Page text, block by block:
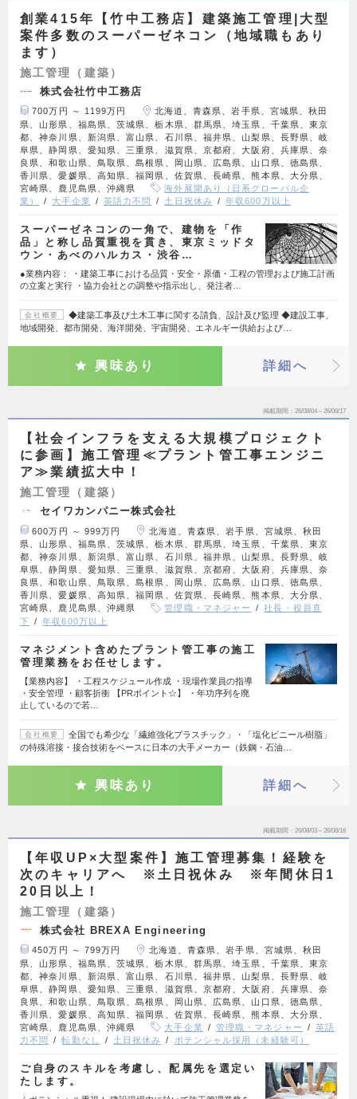
創業415年【竹中工務店】建築施工管理|大型
案件多数のスーパーゼネコン（地域職もあり
ます）
施工管理（建築）
株式会社竹中工務店
700万円 ～ 1199万円
北海道、青森県、岩手県、宮城県、秋田
県、山形県、福島県、茨城県、栃木県、群馬県、埼玉県、千葉県、東京
都、神奈川県、新潟県、富山県、石川県、福井県、山梨県、長野県、岐
阜県、静岡県、愛知県、三重県、滋賀県、京都府、大阪府、兵庫県、奈
良県、和歌山県、鳥取県、島根県、岡山県、広島県、山口県、徳島県、
香川県、愛媛県、高知県、福岡県、佐賀県、長崎県、熊本県、大分県、
宮崎県、鹿児島県、沖縄県
海外展開あり（日系グローバル企
業）
大手企業 英語力不問 土日祝休み 年収600万以上
スーパーゼネコンの一角で、建物を「作
品」と称し品質重視を貫き、東京ミッドタ
ウン・あべのハルカス・渋谷…
●業務内容： ・建築工事における品質・安全・原価・工程の管理および施工計画
の立案と実行 ・協力会社との調整や指示出し、発注者…
会社概要
◆建築工事及び土木工事に関する請負、設計及び監理 ◆建設工事、
地域開発、都市開発、海洋開発、宇宙開発、エネルギー供給および…
興味あり 詳細へ
掲載期間 26/08/04～26/08/17
【社会インフラを支える大規模プロジェクト
に参画】施工管理≪プラント管工事エンジニ
ア≫業績拡大中！
施工管理（建築）
セイワカンパニー株式会社
600万円 ～ 999万円
北海道、青森県、岩手県、宮城県、秋田
県、山形県、福島県、茨城県、栃木県、群馬県、埼玉県、千葉県、東京
都、神奈川県、新潟県、富山県、石川県、福井県、山梨県、長野県、岐
阜県、静岡県、愛知県、三重県、滋賀県、京都府、大阪府、兵庫県、奈
良県、和歌山県、鳥取県、島根県、岡山県、広島県、山口県、徳島県、
香川県、愛媛県、高知県、福岡県、佐賀県、長崎県、熊本県、大分県、
宮崎県、鹿児島県、沖縄県
管理職・マネジャー
社長・役員直
下
年収600万以上
マネジメント含めたプラント管工事の施工
管理業務をお任せします。
【業務内容】 ・工程スケジュール作成 ・現場作業員の指導
・安全管理 ・顧客折衝 【PRポイント☆】 ・年功序列を廃
止しているので若…
会社概要
全国でも希少な「繊維強化プラスチック」・「塩化ビニール樹脂」
の特殊溶接・接合技術をベースに日本の大手メーカー（鉄鋼・石油…
興味あり 詳細へ
掲載期間 26/08/03～26/08/16
【年収UP×大型案件】施工管理募集！経験を
次のキャリアへ ※土日祝休み ※年間休日1
20日以上！
施工管理（建築）
株式会社 BREXA Engineering
450万円 ～ 799万円
北海道、青森県、岩手県、宮城県、秋田
県、山形県、福島県、茨城県、栃木県、群馬県、埼玉県、千葉県、東京
都、神奈川県、新潟県、富山県、石川県、福井県、山梨県、長野県、岐
阜県、静岡県、愛知県、三重県、滋賀県、京都府、大阪府、兵庫県、奈
良県、和歌山県、鳥取県、島根県、岡山県、広島県、山口県、徳島県、
香川県、愛媛県、高知県、福岡県、佐賀県、長崎県、熊本県、大分県、
宮崎県、鹿児島県、沖縄県
大手企業 管理職・マネジャー
英語
力不問
転勤なし 土日祝休み ポテンシャル採用（未経験可）
ご自身のスキルを考慮し、配属先を選定い
たします。